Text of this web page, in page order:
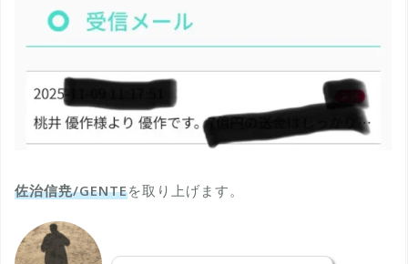
佐治信尭/GENTEを取り上げます。